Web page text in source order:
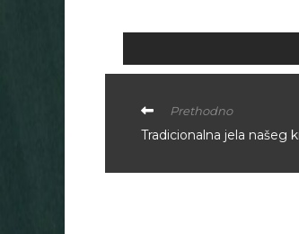
Prethodno
Tradicionalna jela našeg